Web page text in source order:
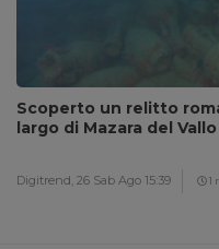
Scoperto un relitto
largo di Mazara del Vallo
Digitrend, 26 Sab Ago 15:39 1